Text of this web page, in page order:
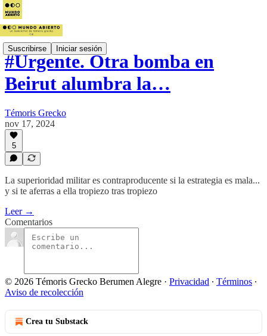
Suscribirse Iniciar sesión
#Urgente. Otra bomba en
Beirut alumbra la…
Témoris Grecko
nov 17, 2024
5
La superioridad militar es contraproducente si la estrategia es mala...
y si te aferras a ella tropiezo tras tropiezo
Leer →
Comentarios
© 2026 Témoris Grecko Berumen Alegre · Privacidad ∙ Términos ∙
Aviso de recolección
Crea tu Substack